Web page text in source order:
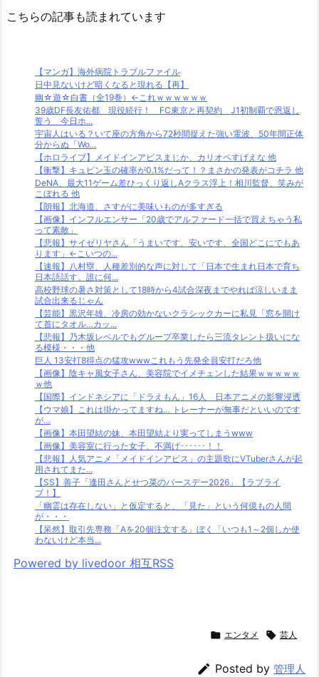
こちらの記事も読まれています
【マンガ】海外病院トラブルファイル
日中見ないけど暗くなると現れる【再】
幽☆遊☆白書（全19巻）←これｗｗｗｗｗｗ
39歳DF長友佑都 現役続行！ FC東京と再契約 J1初制覇で恩返し
誓う 今日ホ...
宇宙人はいる？いて座の方角から72秒間捉えた強い電波、50年間正体
分からぬ「Wo...
【ホロライブ】メイドインアビスまじか、カリオペすげえな 他
【衝撃】キュピン玉の確率が0.1%だって！？まさかの発表がコチラ 他
DeNA、最大11ゲーム差ひっくり返しAクラス浮上！相川監督、笑みが
こぼれる 他
【朗報】北海道、さすがに美味いものが多すぎる
【画像】インフルエンサー「20歳でアルファード一括で買えちゃう私
って素敵」
【悲報】サイゼリヤさん「うまいです、安いです、全国どこにでもあ
ります」←こいつの...
【速報】八村塁、人種差別的な声に対して「日本で生まれ日本で育ち
日本語話す。誰に何...
高校野球の暑さ対策として18時から4試合深夜までやれば涼しいまま
試合出来るじゃん
【芸能】黒沢年雄、冷房の効かないクラシックカーに私見「窓を開け
て首にタオル…カッ...
【悲報】乃木坂レベルでもグループ卒業したら三流タレント扱いにな
る模様・・・他
巨人 13安打8得点の猛攻wwwこれもう先発全員安打だろ他
【画像】陰キャ風女子さん、美容院でイメチェンした結果ｗｗｗｗｗ
ｗ他
【国際】インドネシアに「ドラえもん」16人 日本アニメの影響浸透
【ウマ娘】これは掛かってますね… トレーナーが無事だといいのです
が…
【画像】本田望結の妹、本田望結より実ってしまうwww
【画像】美容室に行った女子、不満げ･･････！！
【悲報】人気アニメ「メイドインアビス」の主題歌にVTuberさんが起
用されてまた...
【SS】善子「逢田さんとせつ菜のバースデー2026」【ラブライ
ブ！】
「幽霊は存在しない」と仮定すると、「見た」という何億もの人間
が・・・
【呆然】取引先専務「Aを20個注文する」ぼく「いつも1～2個しか使
わないけど本当...
Powered by livedoor 相互RSS
 エンタメ  芸人
 Posted by 管理人